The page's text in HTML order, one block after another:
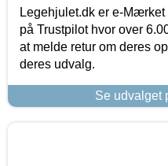
Legehjulet.dk er e-
på Trustpilot hvor over
at melde retur om deres
deres udvalg.
Se udvalget